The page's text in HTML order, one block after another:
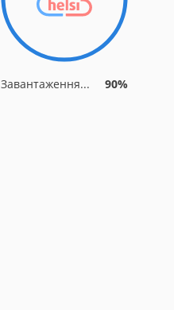
Завантаження... 90%